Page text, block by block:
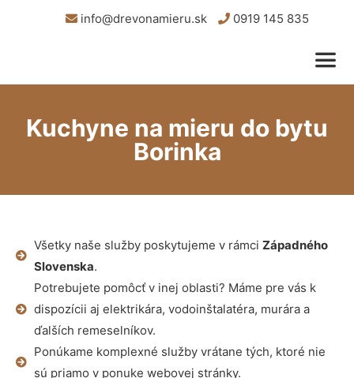
info@drevonamieru.sk 0919 145 835
Kuchyne na mieru do bytu
Borinka
Všetky naše služby poskytujeme v rámci Západného
Slovenska.
Potrebujete pomôcť v inej oblasti? Máme pre vás k
dispozícii aj elektrikára, vodoinštalatéra, murára a
ďalších remeselníkov.
Ponúkame komplexné služby vrátane tých, ktoré nie
sú priamo v ponuke webovej stránky.